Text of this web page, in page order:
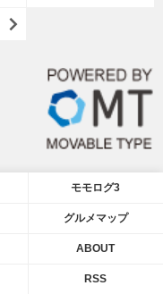
モモログ3
グルメマップ
ABOUT
RSS